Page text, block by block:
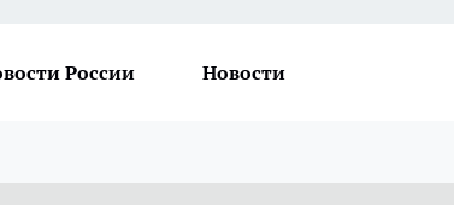
России Новости